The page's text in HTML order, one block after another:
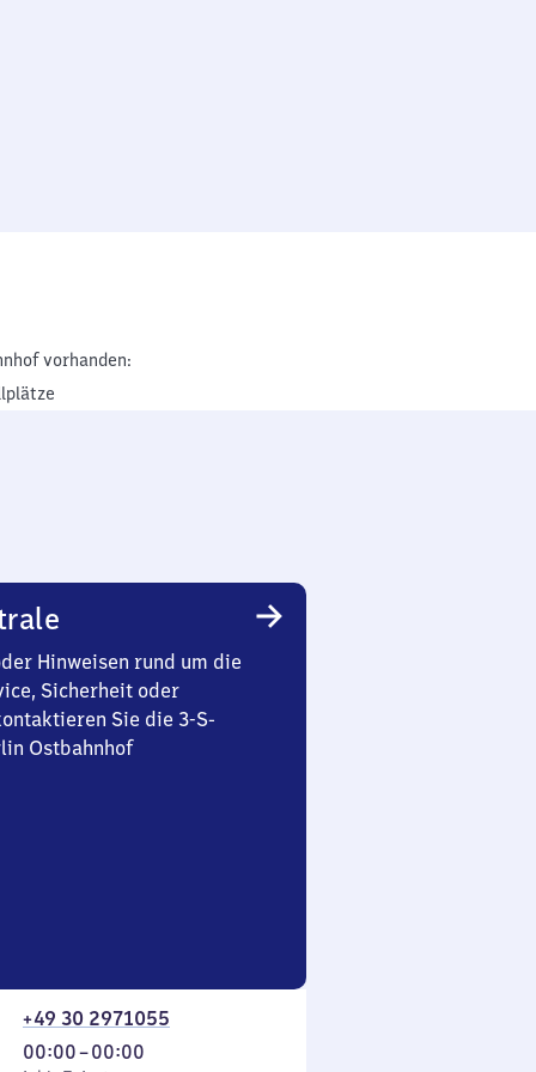
vorhanden:
Hinweisen rund um die
Sicherheit oder
Sie die 3-S-
Ostbahnhof
+49 30 2971055
00:00–00:00
Von